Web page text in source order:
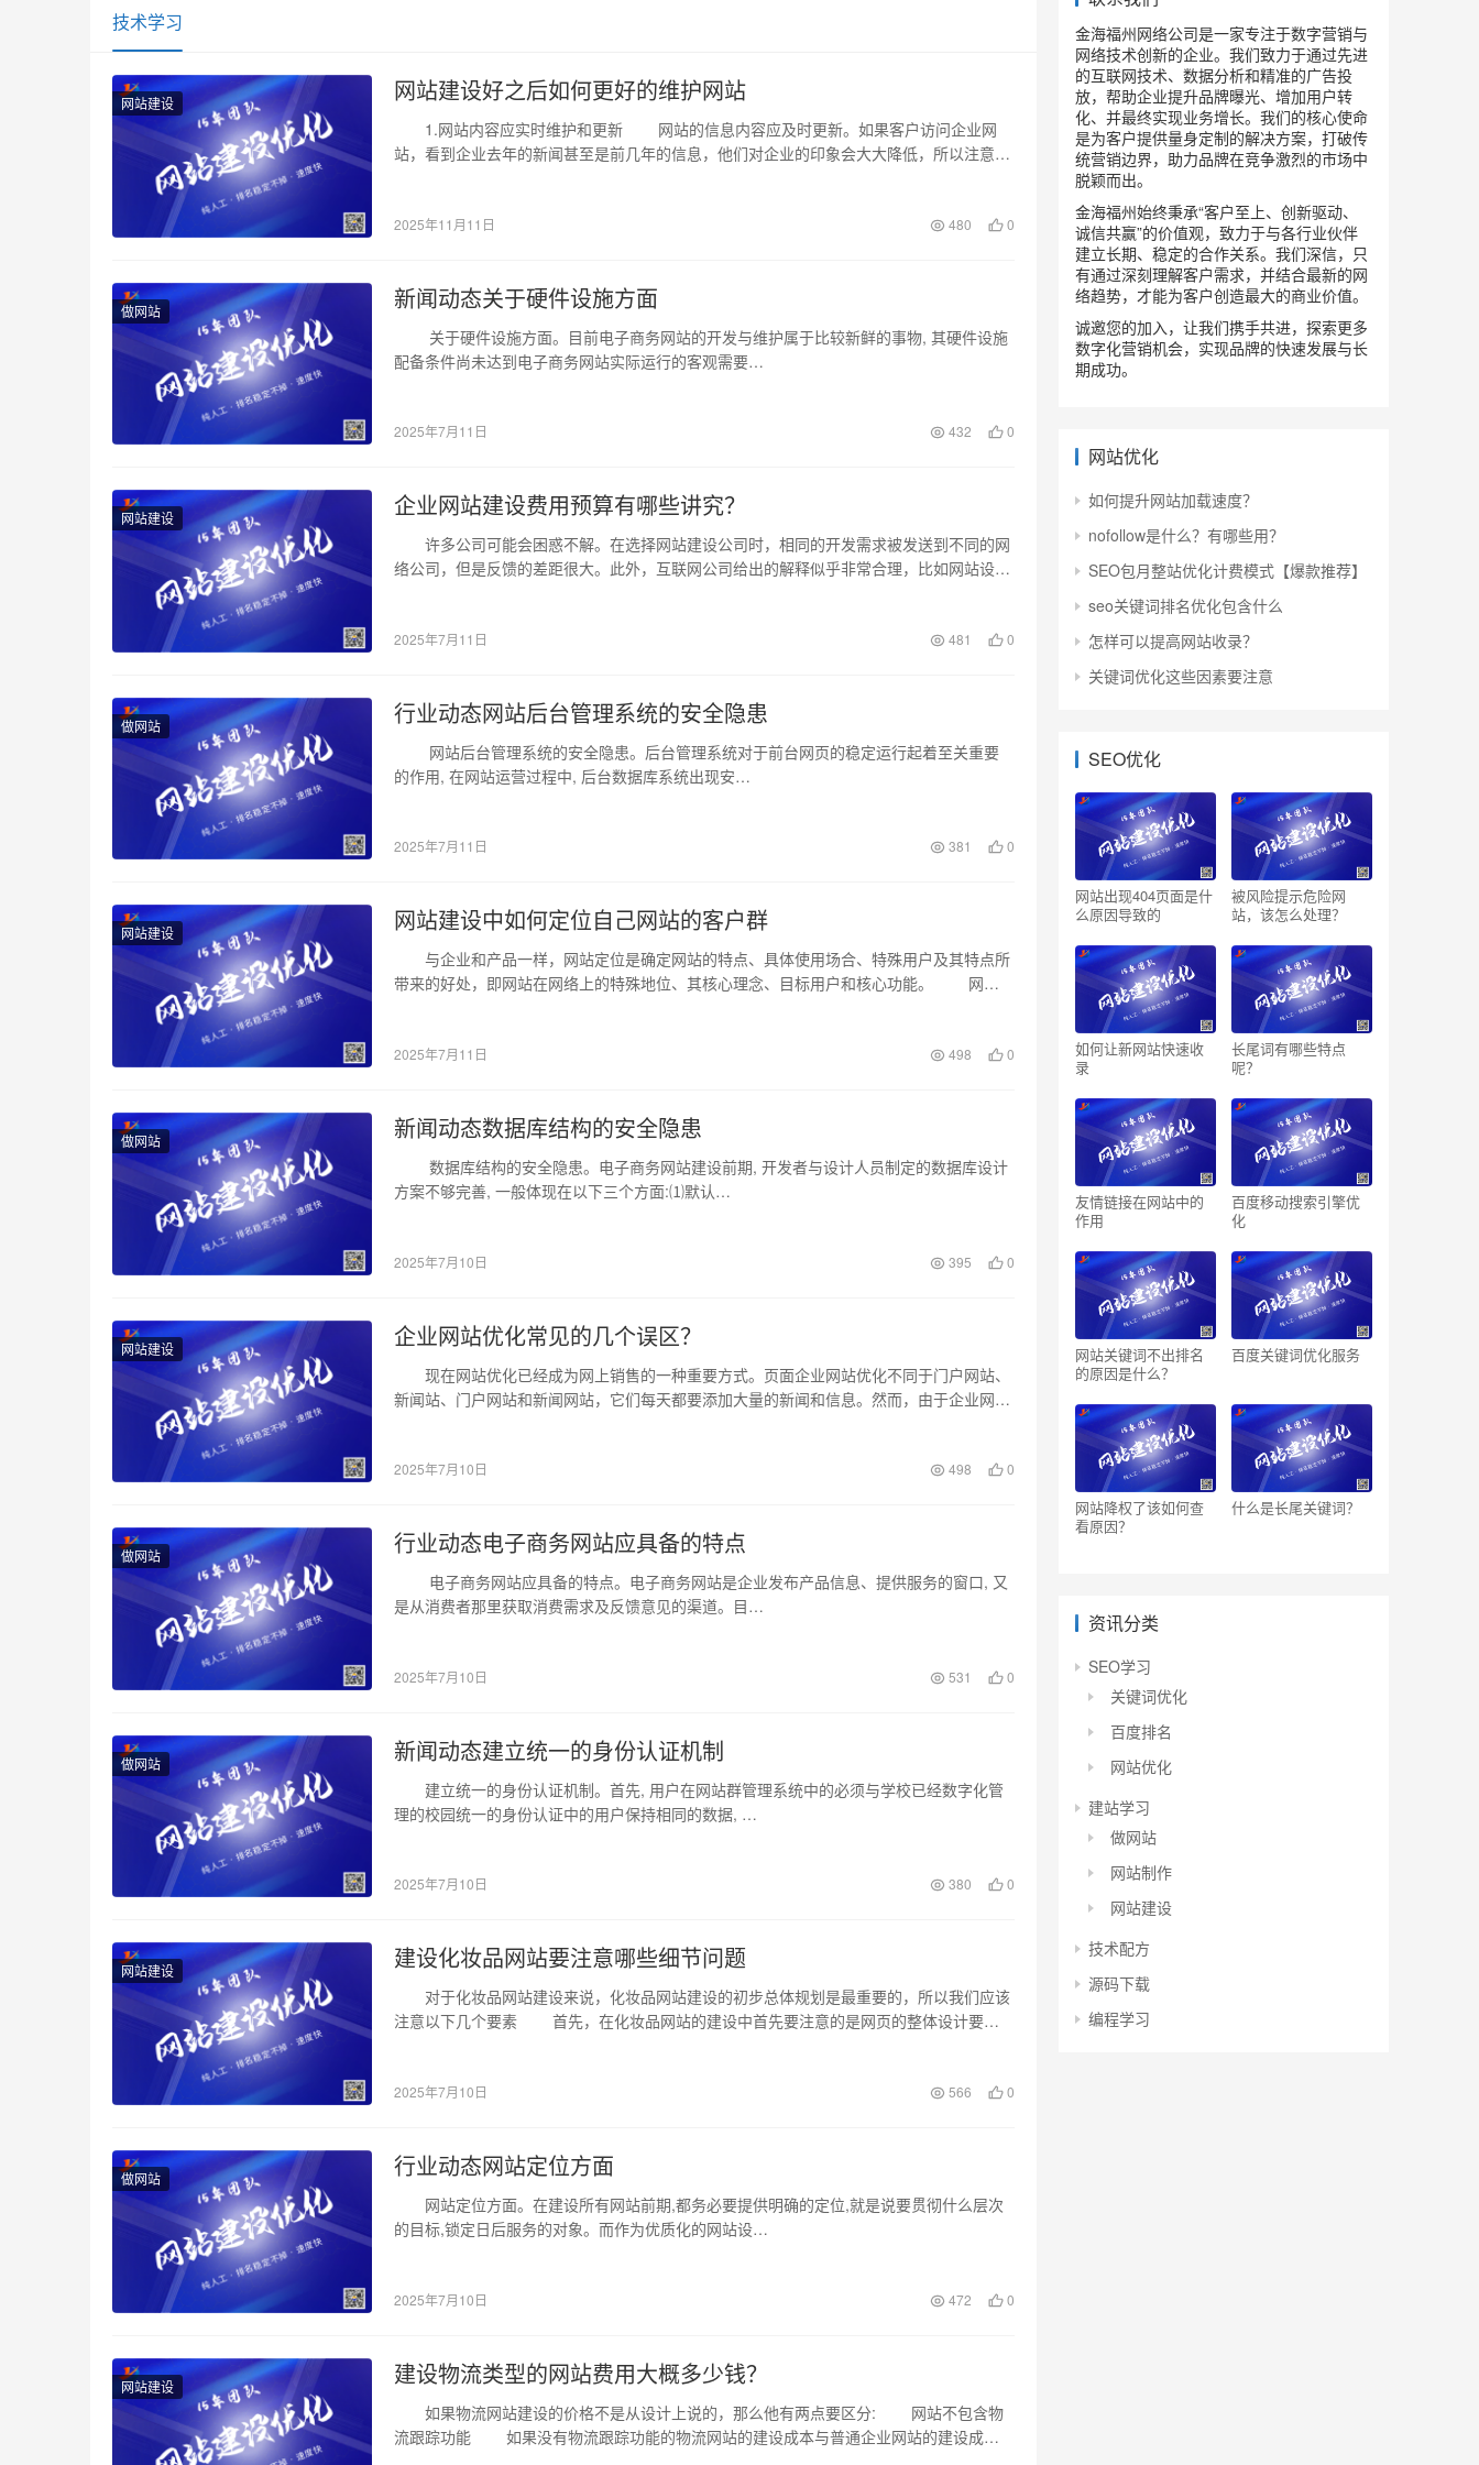
网
页
设
做
网
站
网
页
制
福
州
网
建
福
网
站
制
作
福
州
做
网
福
州
网
设
计
网
络
公
州
设
技术学习
网站建设 网站建设好之后如何更好的维护网站
1.网站内容应实时维护和更新 网站的信息内容应及时更新。如果客户访问企业网
站，看到企业去年的新闻甚至是前几年的信息，他们对企业的印象会大大降低，所以注意及
2025年11月11日 480 0
做网站 新闻动态关于硬件设施方面
关于硬件设施方面。目前电子商务网站的开发与维护属于比较新鲜的事物, 其硬件设施
配备条件尚未达到电子商务网站实际运行的客观需要…
2025年7月11日 432 0
网站建设 企业网站建设费用预算有哪些讲究？
许多公司可能会困惑不解。在选择网站建设公司时，相同的开发需求被发送到不同的网
络公司，但是反馈的差距很大。此外，互联网公司给出的解释似乎非常合理，比如网站设计
2025年7月11日 481 0
做网站 行业动态网站后台管理系统的安全隐患
网站后台管理系统的安全隐患。后台管理系统对于前台网页的稳定运行起着至关重要
的作用, 在网站运营过程中, 后台数据库系统出现安…
2025年7月11日 381 0
网站建设 网站建设中如何定位自己网站的客户群
与企业和产品一样，网站定位是确定网站的特点、具体使用场合、特殊用户及其特点所
带来的好处，即网站在网络上的特殊地位、其核心理念、目标用户和核心功能。 网站
2025年7月11日 498 0
做网站 新闻动态数据库结构的安全隐患
数据库结构的安全隐患。电子商务网站建设前期, 开发者与设计人员制定的数据库设计
方案不够完善, 一般体现在以下三个方面:⑴默认…
2025年7月10日 395 0
网站建设 企业网站优化常见的几个误区？
现在网站优化已经成为网上销售的一种重要方式。页面企业网站优化不同于门户网站、
新闻站、门户网站和新闻网站，它们每天都要添加大量的新闻和信息。然而，由于企业网站
2025年7月10日 498 0
做网站 行业动态电子商务网站应具备的特点
电子商务网站应具备的特点。电子商务网站是企业发布产品信息、提供服务的窗口, 又
是从消费者那里获取消费需求及反馈意见的渠道。目…
2025年7月10日 531 0
做网站 新闻动态建立统一的身份认证机制
建立统一的身份认证机制。首先, 用户在网站群管理系统中的必须与学校已经数字化管
理的校园统一的身份认证中的用户保持相同的数据, …
2025年7月10日 380 0
网站建设 建设化妆品网站要注意哪些细节问题
对于化妆品网站建设来说，化妆品网站建设的初步总体规划是最重要的，所以我们应该
注意以下几个要素 首先，在化妆品网站的建设中首先要注意的是网页的整体设计要清
2025年7月10日 566 0
做网站 行业动态网站定位方面
网站定位方面。在建设所有网站前期,都务必要提供明确的定位,就是说要贯彻什么层次
的目标,锁定日后服务的对象。而作为优质化的网站设…
2025年7月10日 472 0
网站建设 建设物流类型的网站费用大概多少钱？
如果物流网站建设的价格不是从设计上说的，那么他有两点要区分: 网站不包含物
流跟踪功能 如果没有物流跟踪功能的物流网站的建设成本与普通企业网站的建设成本
金海福州网络公司是一家专注于数字营销与
网络技术创新的企业。我们致力于通过先进
的互联网技术、数据分析和精准的广告投
放，帮助企业提升品牌曝光、增加用户转
化、并最终实现业务增长。我们的核心使命
是为客户提供量身定制的解决方案，打破传
统营销边界，助力品牌在竞争激烈的市场中
脱颖而出。
金海福州始终秉承“客户至上、创新驱动、
诚信共赢”的价值观，致力于与各行业伙伴
建立长期、稳定的合作关系。我们深信，只
有通过深刻理解客户需求，并结合最新的网
络趋势，才能为客户创造最大的商业价值。
诚邀您的加入，让我们携手共进，探索更多
数字化营销机会，实现品牌的快速发展与长
期成功。
网站优化
如何提升网站加载速度？
nofollow是什么？有哪些用？
SEO包月整站优化计费模式【爆款推荐】
seo关键词排名优化包含什么
怎样可以提高网站收录？
关键词优化这些因素要注意
SEO优化
网站出现404页面是什
么原因导致的
被风险提示危险网
站，该怎么处理？
如何让新网站快速收
录
长尾词有哪些特点
呢？
友情链接在网站中的
作用
百度移动搜索引擎优
化
网站关键词不出排名
的原因是什么？
百度关键词优化服务
网站降权了该如何查
看原因？
什么是长尾关键词？
资讯分类
SEO学习
关键词优化
百度排名
网站优化
建站学习
做网站
网站制作
网站建设
技术配方
源码下载
编程学习